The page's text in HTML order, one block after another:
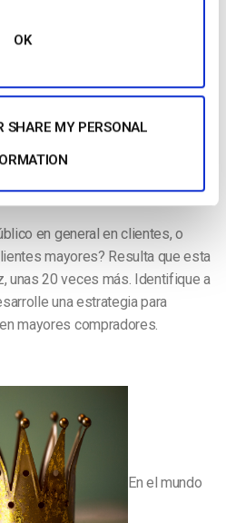
OK
SHARE MY PERSONAL
de alta calidad pueden ser
podcasts, vídeos y
en general en clientes, o
mayores? Resulta que esta
unas 20 veces más. Identifique a
una estrategia para
mayores compradores.
En el mundo